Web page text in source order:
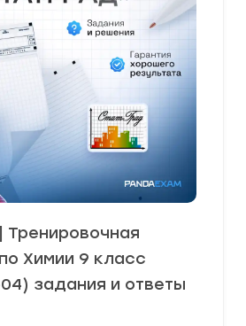
Тренировочная
Химии 9 класс
задания и ответы